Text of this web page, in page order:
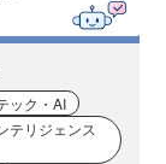
ック・AI
テリジェンス